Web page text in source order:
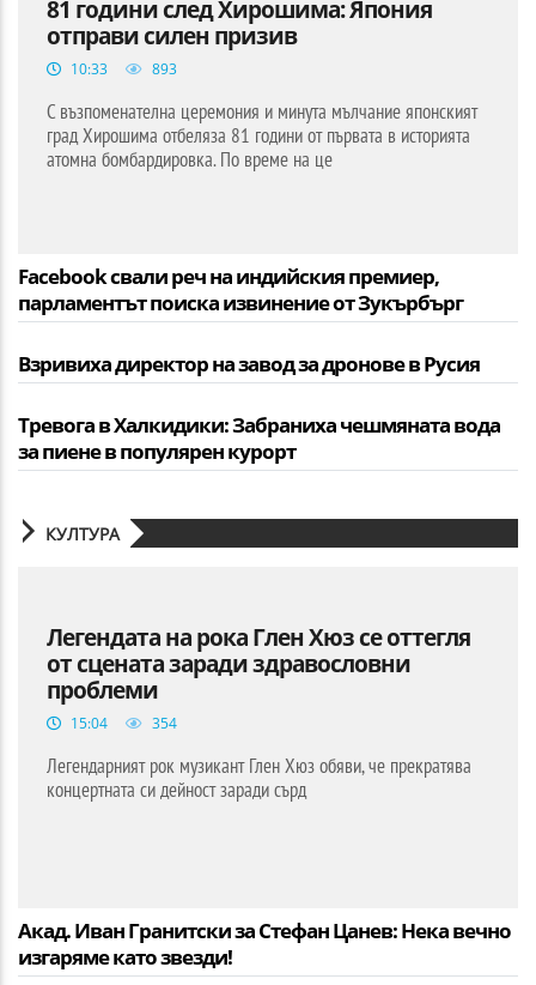
81 години след Хирошима: Япония
отправи силен призив
10:33 893
С възпоменателна церемония и минута мълчание японският
град Хирошима отбеляза 81 години от първата в историята
атомна бомбардировка. По време на це
Facebook свали реч на индийския премиер,
парламентът поиска извинение от Зукърбърг
Взривиха директор на завод за дронове в Русия
Тревога в Халкидики: Забраниха чешмяната вода
за пиене в популярен курорт
КУЛТУРА
Легендата на рока Глен Хюз се оттегля
от сцената заради здравословни
проблеми
15:04 354
Легендарният рок музикант Глен Хюз обяви, че прекратява
концертната си дейност заради сърд
Акад. Иван Гранитски за Стефан Цанев: Нека вечно
изгаряме като звезди!